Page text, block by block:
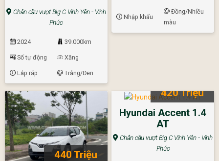
Chân cầu vượt Big C Vĩnh Yên - Vĩnh
Phúc
2024 39.000km
Số tự động Xăng
Lắp ráp Trắng/Đen
Nhập khẩu
Đồng/Nhiều
màu
440 Triệu
420 Triệu
Hyundai Accent 1.4
AT
Chân cầu vượt Big C Vĩnh Yên - Vĩnh
Phúc